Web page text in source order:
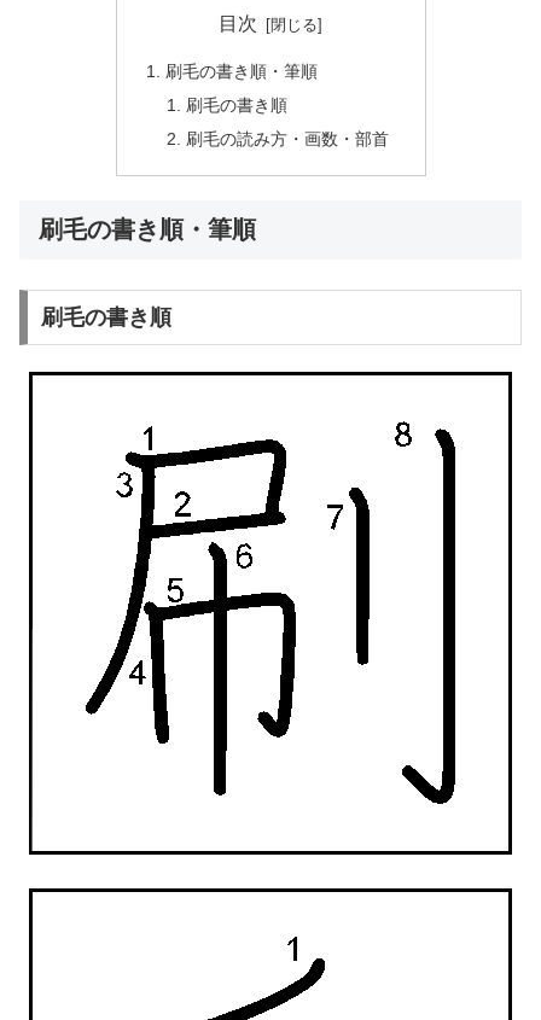
目次
刷毛の書き順・筆順
刷毛の書き順
刷毛の読み方・画数・部首
刷毛の書き順・筆順
刷毛の書き順